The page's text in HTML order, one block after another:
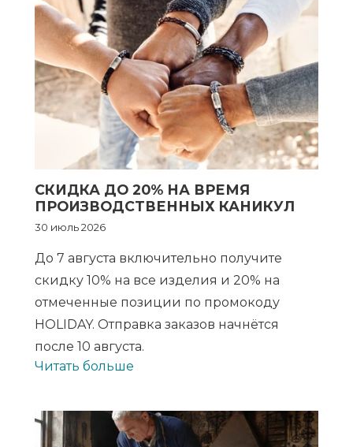
СКИДКА ДО 20% НА ВРЕМЯ
ПРОИЗВОДСТВЕННЫХ КАНИКУЛ
30 июль 2026
До 7 августа включительно получите
скидку 10% на все изделия и 20% на
отмеченные позиции по промокоду
HOLIDAY. Отправка заказов начнётся
после 10 августа.
Читать больше